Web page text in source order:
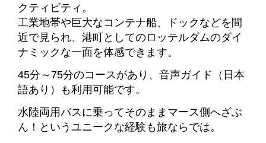
クティビティ。
工業地帯や巨大なコンテナ船、ドックなどを間
近で見られ、港町としてのロッテルダムのダイ
ナミックな一面を体感できます。
45分～75分のコースがあり、音声ガイド（日本
語あり）も利用可能です。
水陸両用バスに乗ってそのまま マース側へざぶ
ん！というユニークな経験も旅ならでは。